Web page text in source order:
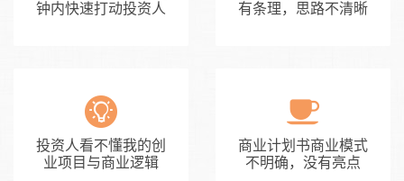
钟内快速打动投资人
有条理，思路不清晰
投资人看不懂我的创
业项目与商业逻辑
商业计划书商业模式
不明确，没有亮点